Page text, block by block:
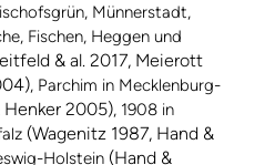
Münnerstadt,
Fischen, Heggen und
& al. 2017, Meierott
, Parchim in Mecklenburg-
Henker 2005), 1908 in
(Wagenitz 1987, Hand &
Holstein (Hand &